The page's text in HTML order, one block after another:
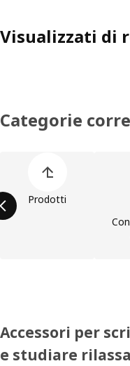
Visualizzati di
Categorie
Prodotti
Accessori per
e studiare